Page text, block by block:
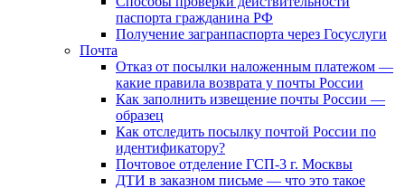
паспорта гражданина РФ
Получение загранпаспорта через Госуслуги
Почта
Отказ от посылки наложенным платежом —
какие правила возврата у почты России
Как заполнить извещение почты России —
образец
Как отследить посылку почтой России по
идентификатору?
Почтовое отделение ГСП-3 г. Москвы
ДТИ в заказном письме — что это такое